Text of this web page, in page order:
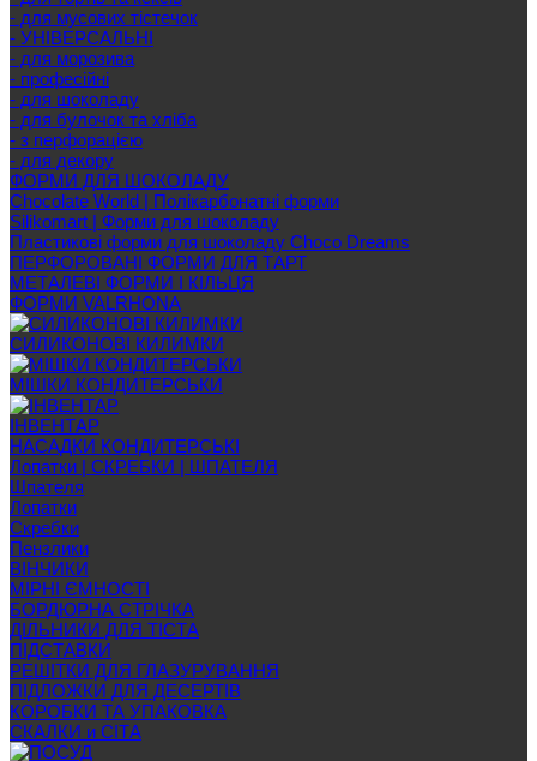
- для мусових тістечок
- УНІВЕРСАЛЬНІ
- для морозива
- професійні
- для шоколаду
- для булочок та хліба
- з перфорацією
- для декору
ФОРМИ ДЛЯ ШОКОЛАДУ
Chocolate World | Полікарбонатні форми
Silikomart | Форми для шоколаду
Пластикові форми для шоколаду Choco Dreams
ПЕРФОРОВАНІ ФОРМИ ДЛЯ ТАРТ
МЕТАЛЕВІ ФОРМИ І КІЛЬЦЯ
ФОРМИ VALRHONA
СИЛИКОНОВІ КИЛИМКИ
МІШКИ КОНДИТЕРСЬКИ
ІНВЕНТАР
НАСАДКИ КОНДИТЕРСЬКІ
Лопатки | СКРЕБКИ | ШПАТЕЛЯ
Шпателя
Лопатки
Скребки
Пензлики
ВІНЧИКИ
МІРНІ ЄМНОСТІ
БОРДЮРНА СТРІЧКА
ДІЛЬНИКИ ДЛЯ ТІСТА
ПІДСТАВКИ
РЕШІТКИ ДЛЯ ГЛАЗУРУВАННЯ
ПІДЛОЖКИ ДЛЯ ДЕСЕРТІВ
КОРОБКИ ТА УПАКОВКА
СКАЛКИ и СІТА